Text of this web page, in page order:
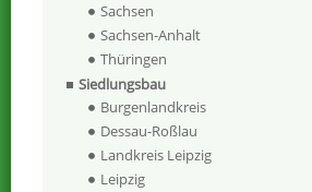
Sachsen
Sachsen-Anhalt
Thüringen
Siedlungsbau
Burgenlandkreis
Dessau-Roßlau
Landkreis Leipzig
Leipzig